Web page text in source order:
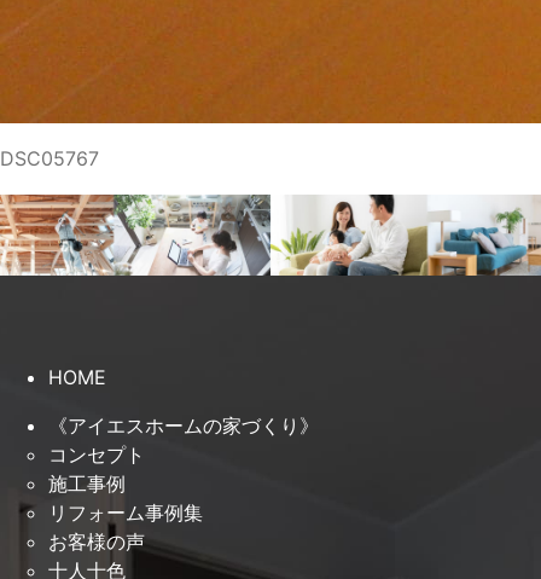
DSC05767
HOME
《アイエスホームの家づくり》
コンセプト
施工事例
リフォーム事例集
お客様の声
十人十色